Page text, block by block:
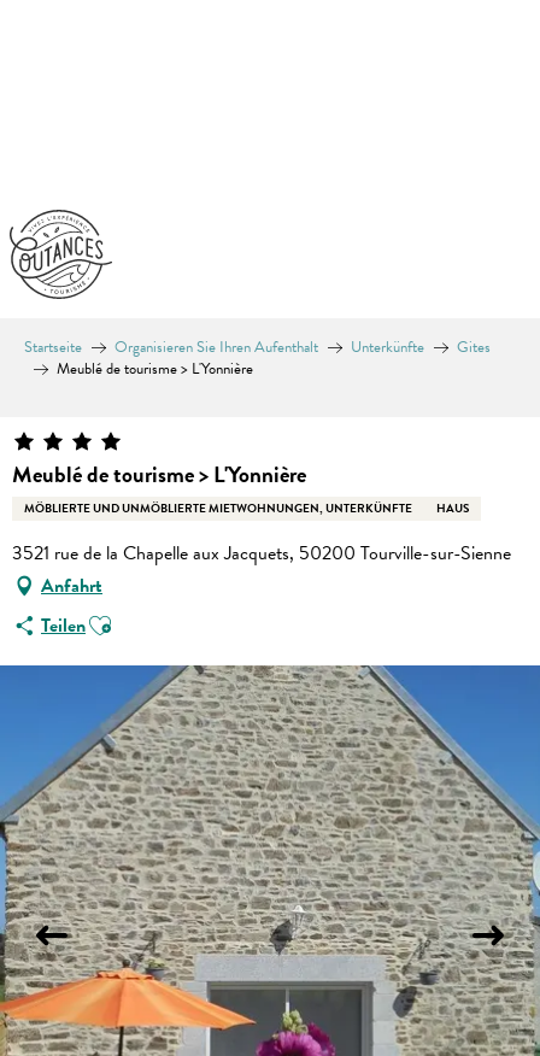
Startseite Organisieren Sie Ihren Aufenthalt Unterkünfte
Gites
Meublé de tourisme > L'Yonnière
Meublé de tourisme > L'Yonnière
MÖBLIERTE UND UNMÖBLIERTE MIETWOHNUNGEN, UNTERKÜNFTE HAUS
3521 rue de la Chapelle aux Jacquets, 50200 Tourville-sur-Sienne
Anfahrt
TeilenAjouter aux favoris